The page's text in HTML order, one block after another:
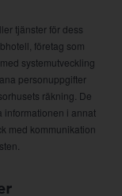
tjänster för dess
företag som
systemutveckling
personuppgifter
räkning. De
informationen i annat
med kommunikation